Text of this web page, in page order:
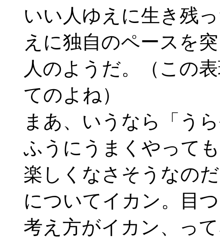
いい人ゆえに生き残
えに独自のペースを
人のようだ。（この
てのよね）
まあ、いうなら「う
ふうにうまくやって
楽しくなさそうなの
についてイカン。目
考え方がイカン、っ